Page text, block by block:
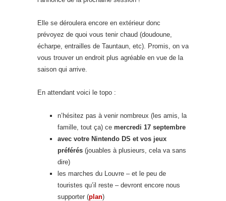
Elle se déroulera encore en extérieur donc
prévoyez de quoi vous tenir chaud (doudoune,
écharpe, entrailles de Tauntaun, etc). Promis, on va
vous trouver un endroit plus agréable en vue de la
saison qui arrive.
En attendant voici le topo :
n’hésitez pas à venir nombreux (les amis, la
famille, tout ça) ce mercredi 17 septembre
avec votre Nintendo DS et vos jeux
préférés (jouables à plusieurs, cela va sans
dire)
les marches du Louvre – et le peu de
touristes qu’il reste – devront encore nous
supporter (plan)